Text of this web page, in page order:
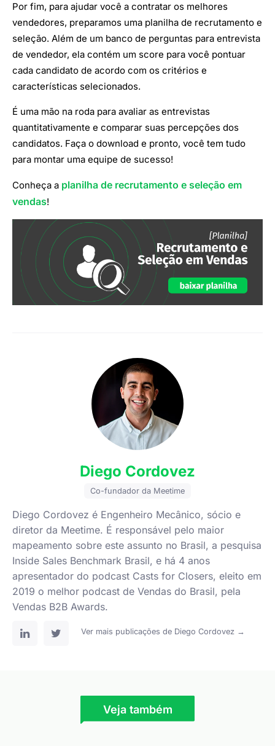
Por fim, para ajudar você a contratar os melhores
vendedores, preparamos uma planilha de recrutamento e
seleção. Além de um banco de perguntas para entrevista
de vendedor, ela contém um score para você pontuar
cada candidato de acordo com os critérios e
características selecionados.
É uma mão na roda para avaliar as entrevistas
quantitativamente e comparar suas percepções dos
candidatos. Faça o download e pronto, você tem tudo
para montar uma equipe de sucesso!
Conheça a planilha de recrutamento e seleção em
vendas!
Diego Cordovez
Co-fundador da Meetime
Diego Cordovez é Engenheiro Mecânico, sócio e
diretor da Meetime. É responsável pelo maior
mapeamento sobre este assunto no Brasil, a pesquisa
Inside Sales Benchmark Brasil, e há 4 anos
apresentador do podcast Casts for Closers, eleito em
2019 o melhor podcast de Vendas do Brasil, pela
Vendas B2B Awards.
Ver mais publicações de Diego Cordovez →
Veja também